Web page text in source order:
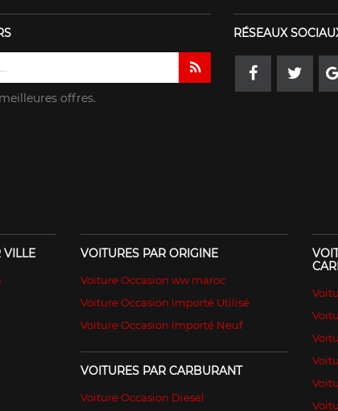
offres.
RÉSEAUX
VILLE VOITURES PAR ORIGINE
Voiture Occasion ww maroc
Voiture Occasion Importé Utilisé
Voiture Occasion Importé Neuf
VOITURES PAR CARBURANT
Voiture Occasion Diesel